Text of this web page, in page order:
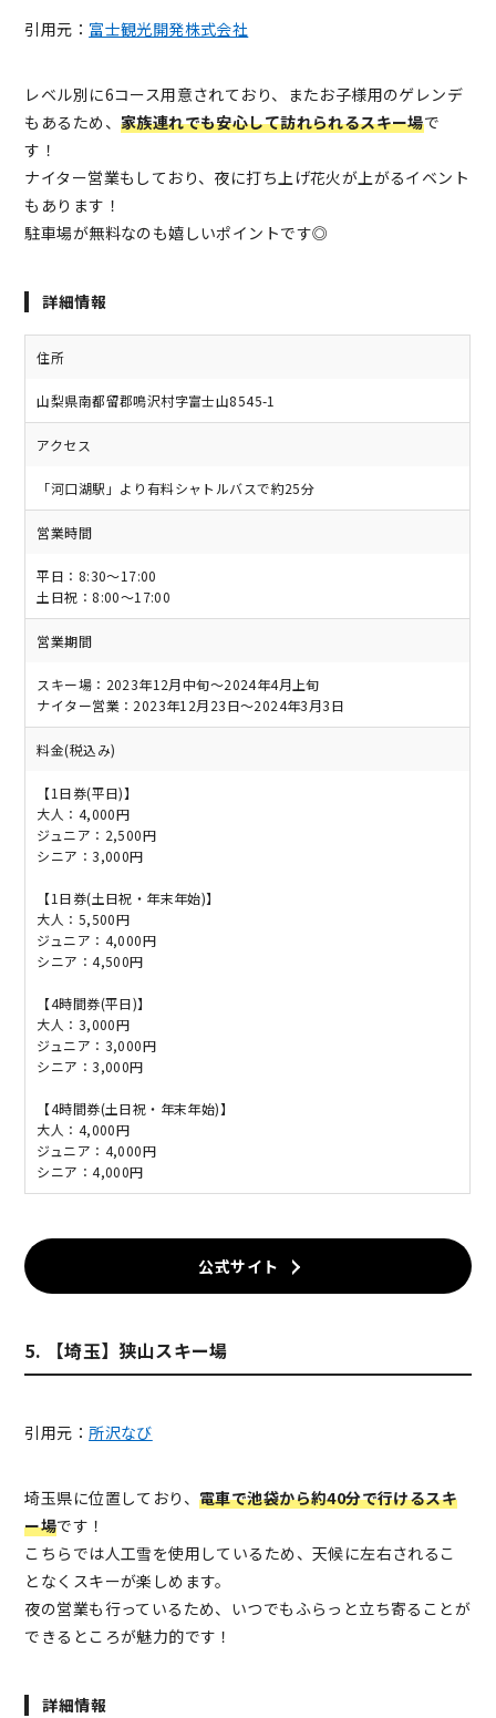
引用元： 富士観光開発株式会社
レベル別に6コース用意されており、またお子様用のゲレンデ
もあるため、 家族連れでも安心して訪れられるスキー場で
す！
ナイター営業もしており、夜に打ち上げ花火が上がるイベント
もあります！
駐車場が無料なのも嬉しいポイントです◎
詳細情報
住所
山梨県南都留郡鳴沢村字富士山8545-1
アクセス
「河口湖駅」より有料シャトルバスで約25分
営業時間
平日：8:30～17:00
土日祝：8:00～17:00
営業期間
スキー場：2023年12月中旬～2024年4月上旬
ナイター営業：2023年12月23日～2024年3月3日
料金(税込み)
【1日券(平日)】
大人：4,000円
ジュニア：2,500円
シニア：3,000円
【1日券(土日祝・年末年始)】
大人：5,500円
ジュニア：4,000円
シニア：4,500円
【4時間券(平日)】
大人：3,000円
ジュニア：3,000円
シニア：3,000円
【4時間券(土日祝・年末年始)】
大人：4,000円
ジュニア：4,000円
シニア：4,000円
公式サイト
5. 【埼玉】狭山スキー場
引用元：所沢なび
埼玉県に位置しており、電車で池袋から約40分で行けるスキ
ー場です！
こちらでは人工雪を使用しているため、天候に左右されるこ
となくスキーが楽しめます。
夜の営業も行っているため、いつでもふらっと立ち寄ることが
できるところが魅力的です！
詳細情報